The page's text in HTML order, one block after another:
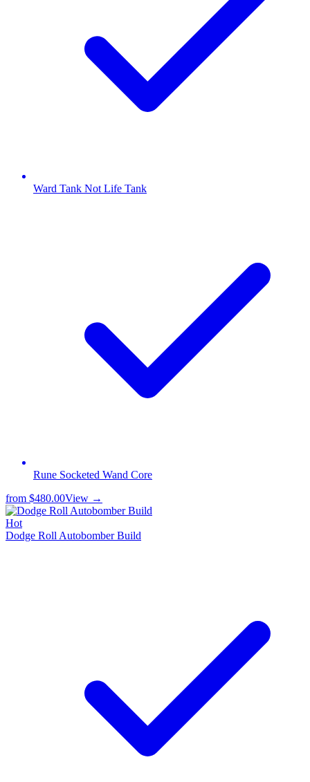
Ward Tank Not Life Tank
Rune Socketed Wand Core
from $480.00View →
Hot
Dodge Roll Autobomber Build